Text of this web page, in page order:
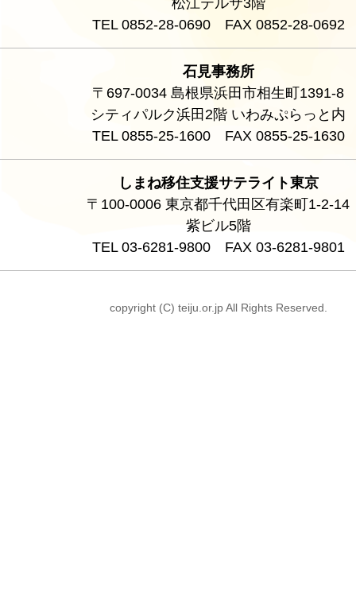
TEL 0852-28-0690 FAX 0852-28-0692
石見事務所
〒697-0034 島根県浜田市相生町1391-8
シティパルク浜田2階 いわみぷらっと内
TEL 0855-25-1600 FAX 0855-25-1630
しまね移住支援サテライト東京
〒100-0006 東京都千代田区有楽町1-2-14
紫ビル5階
TEL 03-6281-9800 FAX 03-6281-9801
copyright (C) teiju.or.jp All Rights Reserved.